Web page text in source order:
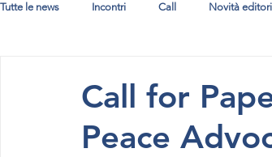
Tutte le news Incontri Call Novità
Call for
Peace